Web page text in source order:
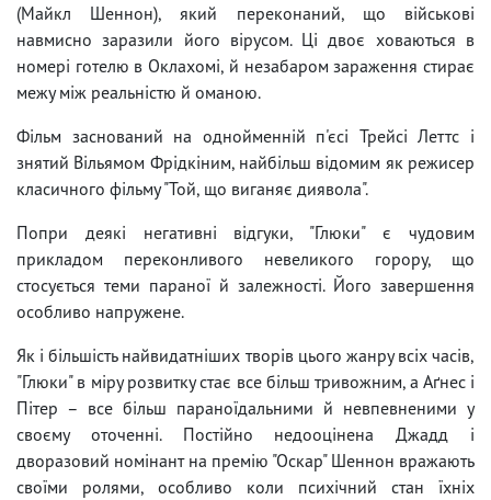
(Майкл Шеннон), який переконаний, що військові
навмисно заразили його вірусом. Ці двоє ховаються в
номері готелю в Оклахомі, й незабаром зараження стирає
межу між реальністю й оманою.
Фільм заснований на однойменній п'єсі Трейсі Леттс і
знятий Вільямом Фрідкіним, найбільш відомим як режисер
класичного фільму "Той, що виганяє диявола".
Попри деякі негативні відгуки, "Глюки" є чудовим
прикладом переконливого невеликого горору, що
стосується теми параної й залежності. Його завершення
особливо напружене.
Як і більшість найвидатніших творів цього жанру всіх часів,
"Глюки" в міру розвитку стає все більш тривожним, а Аґнес і
Пітер – все більш параноїдальними й невпевненими у
своєму оточенні. Постійно недооцінена Джадд і
дворазовий номінант на премію "Оскар" Шеннон вражають
своїми ролями, особливо коли психічний стан їхніх